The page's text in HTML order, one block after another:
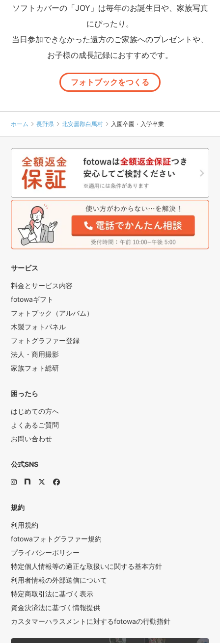
ソフトカバーの「JOY」は毎年のお誕生日や、家族写真
にぴったり。
当日参加できなかった遠方のご家族へのプレゼントや、
お子様の成長記録におすすめです。
フォトブックをつくる
ホーム 長野県 北安曇郡白馬村 入園卒園・入学卒業
サービス
料金とサービス内容
fotowaギフト
フォトブック（アルバム）
木製フォトパネル
フォトグラファー登録
法人・商用撮影
家族フォト総研
困ったら
はじめての方へ
よくあるご質問
お問い合わせ
公式SNS
規約
利用規約
fotowaフォトグラファー規約
プライバシーポリシー
特定個人情報等の適正な取扱いに関する基本方針
利用者情報の外部送信について
特定商取引法に基づく表示
資金決済法に基づく情報提供
カスタマーハラスメントに対するfotowaの行動指針